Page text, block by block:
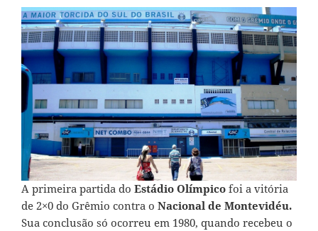
A primeira partida do Estádio Olímpico foi a vitória
de 2×0 do Grêmio contra o Nacional de Montevidéu.
Sua conclusão só ocorreu em 1980, quando recebeu o